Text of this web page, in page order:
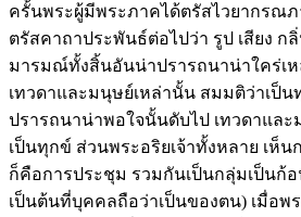
ครั้นพระผู้มีพระภาคได้ตรัสไวยากรณภ
ตรัสคาถาประพันธ์ต่อไปว่า รูป เสียง ก
มารมณ์ทั้งสิ้นอันน่าปรารถนาน่าใคร่เ
เทวดาและมนุษย์เหล่านั้น สมมติว่าเป็
ปรารถนาน่าพอใจนั้นดับไป เทวดาแล
เป็นทุกข์ ส่วนพระอริยเจ้าทั้งหลาย เห็น
ก็คือการประชุม รวมกันเป็นกลุ่มเป็นก้
เป็นต้นที่บุคคลถือว่าเป็นของตน) เมื่อพ